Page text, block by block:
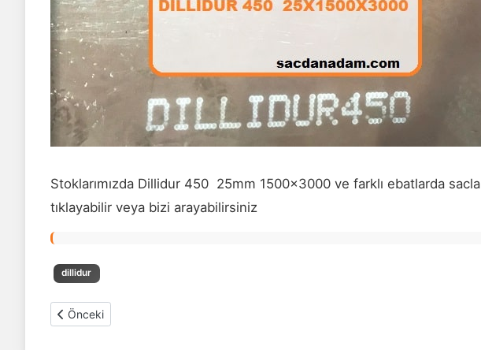
Stoklarımızda Dillidur 450 25mm 1500x3000 ve farklı ebatlarda
tıklayabilir veya bizi arayabilirsiniz
dillidur
Önceki makale: Dillidur 450 sac 25mm 1500x6000
Önceki